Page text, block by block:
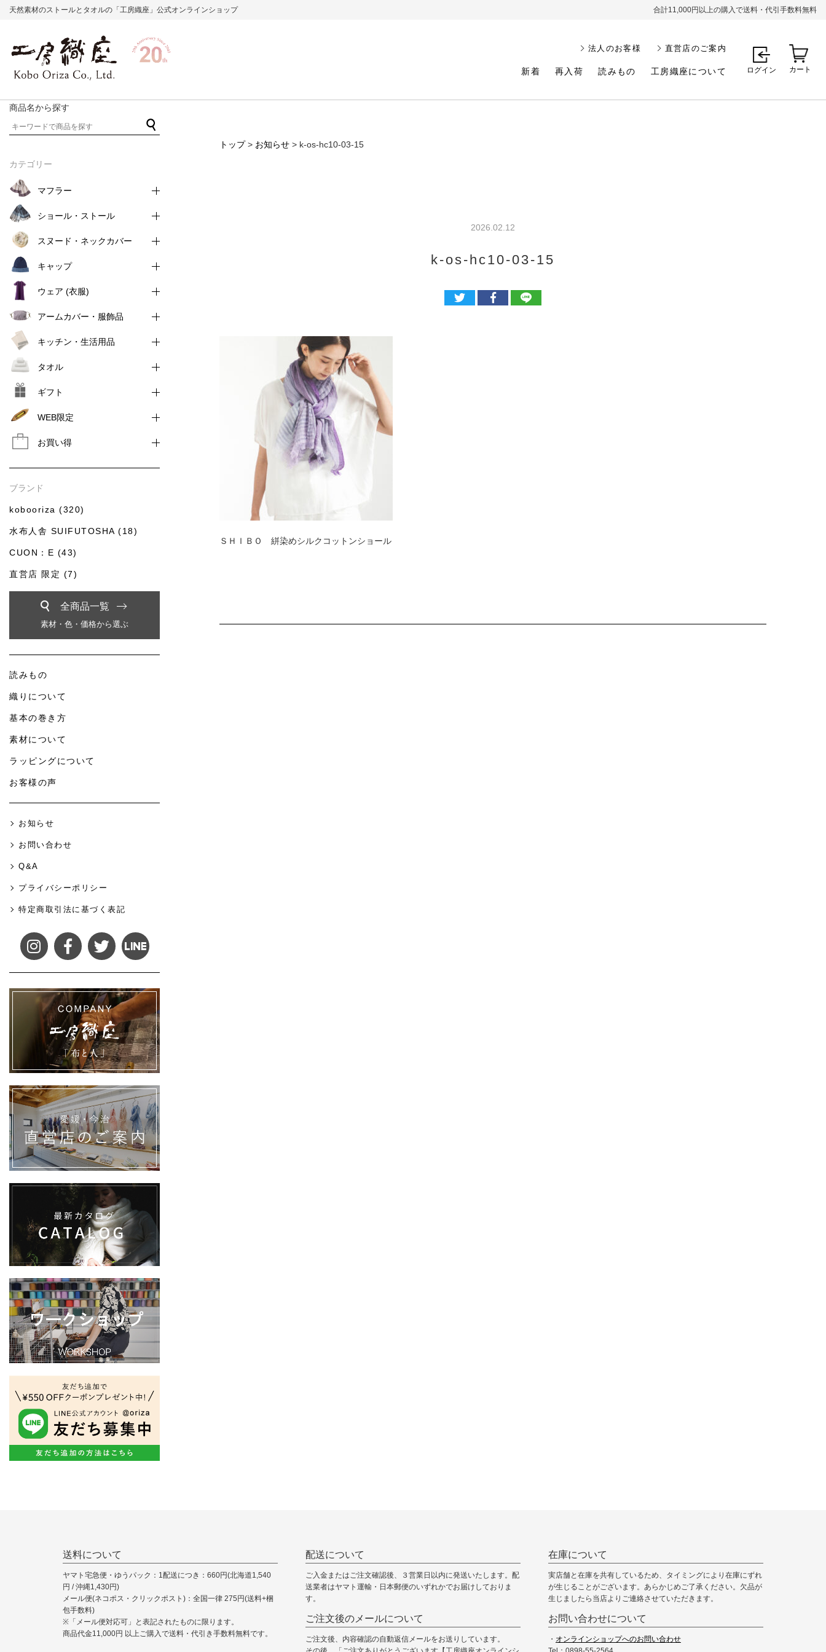
天然素材のストールとタオルの「工房織座」公式オンラインショップ 合計11,000円以上の購入で送料・代引手数料無料
新着 再入荷 読みもの 工房織座について
法人のお客様 直営店のご案内
ログイン カート
トップ> お知らせ > k-os-hc10-03-15
2026.02.12
k-os-hc10-03-15
ＳＨＩＢＯ 絣染めシルクコットンショール
商品名から探す
カテゴリー
マフラー
ショール・ストール
スヌード・ネックカバー
キャップ
ウェア (衣服)
アームカバー・服飾品
キッチン・生活用品
タオル
ギフト
WEB限定
お買い得
ブランド
kobooriza (320)
水布人舎 SUIFUTOSHA (18)
CUON：E (43)
直営店 限定 (7)
全商品一覧
素材・色・価格から選ぶ
読みもの
織りについて
基本の巻き方
素材について
ラッピングについて
お客様の声
お知らせ
お問い合わせ
Q&A
プライバシーポリシー
特定商取引法に基づく表記
送料について
ヤマト宅急便・ゆうパック：1配送につき：660円(北海道1,540
円 / 沖縄1,430円)
メール便(ネコポス・クリックポスト)：全国一律 275円(送料+梱
包手数料)
※「メール便対応可」と表記されたものに限ります。
商品代金11,000円 以上ご購入で送料・代引き手数料無料です。
配送について
ご入金またはご注文確認後、３営業日以内に発送いたします。配
送業者はヤマト運輸・日本郵便のいずれかでお届けしておりま
す。
ご注文後のメールについて
ご注文後、内容確認の自動返信メールをお送りしています。
在庫について
実店舗と在庫を共有しているため、タイミングにより在庫にずれ
が生じることがございます。あらかじめご了承ください。欠品が
生じましたら当店よりご連絡させていただきます。
お問い合わせについて
・ オンラインショップへのお問い合わせ